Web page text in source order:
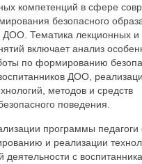
компетенций в сфере
безопасного
ДОО. Тематика лекционных и
включает анализ
по формированию
ДОО,
методов и средств
поведения.
программы педагоги
и реализации
деятельности с